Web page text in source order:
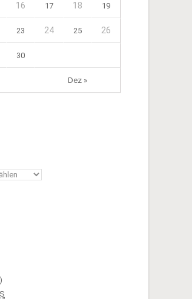
Dez »
16 17 18 19
23 24 25 26
30
)